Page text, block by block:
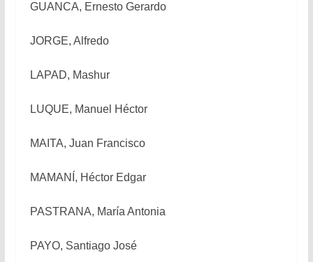
GUANCA, Ernesto Gerardo
JORGE, Alfredo
LAPAD, Mashur
LUQUE, Manuel Héctor
MAITA, Juan Francisco
MAMANÍ, Héctor Edgar
PASTRANA, María Antonia
PAYO, Santiago José